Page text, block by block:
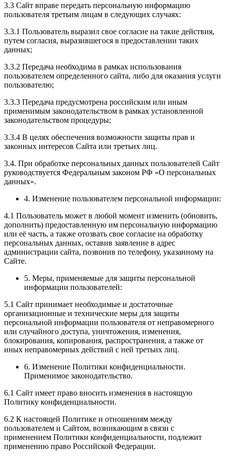
3.3 Сайт вправе передать персональную информацию
пользователя третьим лицам в следующих случаях:
3.3.1 Пользователь выразил свое согласие на такие действия,
путем согласия, выразившегося в предоставлении таких
данных;
3.3.2 Передача необходима в рамках использования
пользователем определенного сайта, либо для оказания услуги
пользователю;
3.3.3 Передача предусмотрена российским или иным
применимым законодательством в рамках установленной
законодательством процедуры;
3.3.4 В целях обеспечения возможности защиты прав и
законных интересов Сайта или третьих лиц.
3.4. При обработке персональных данных пользователей Сайт
руководствуется Федеральным законом РФ «О персональных
данных».
4. Изменение пользователем персональной информации:
4.1 Пользователь может в любой момент изменить (обновить,
дополнить) предоставленную им персональную информацию
или её часть, а также отозвать свое согласие на обработку
персональных данных, оставив заявление в адрес
администрации сайта, позвонив по телефону, указанному на
Сайте.
5. Меры, применяемые для защиты персональной
информации пользователей:
5.1 Сайт принимает необходимые и достаточные
организационные и технические меры для защиты
персональной информации пользователя от неправомерного
или случайного доступа, уничтожения, изменения,
блокирования, копирования, распространения, а также от
иных неправомерных действий с ней третьих лиц.
6. Изменение Политики конфиденциальности.
Применимое законодательство.
6.1 Сайт имеет право вносить изменения в настоящую
Политику конфиденциальности.
6.2 К настоящей Политике и отношениям между
пользователем и Сайтом, возникающим в связи с
применением Политики конфиденциальности, подлежит
применению право Российской Федерации.